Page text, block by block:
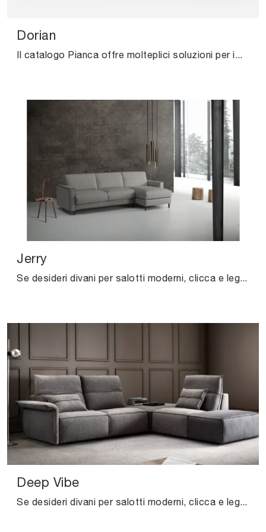
Dorian
Il catalogo Pianca offre molteplici soluzioni per impreziosire gli interni all'insegna di praticità e design, mettendo al centro il tuo comfort.
Jerry
Se desideri divani per salotti moderni, clicca e leggi di più sul modello Jerry in tessuto dell'azienda Excò.
Deep Vibe
Se desideri divani per salotti moderni, clicca e leggi di più sul modello Deep Vibe in tessuto della firma Samoa.